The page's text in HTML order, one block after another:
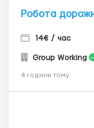
Робота
14€ / час
Group Working
4 години тому